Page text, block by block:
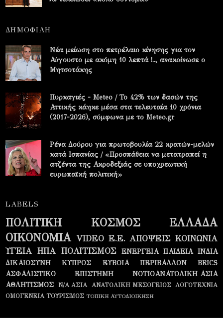
ΔΗΜΟΦΙΛΗ
Νέα μείωση στο πετρέλαιο κίνησης για τον
Αύγουστο με ακόμη 10 λεπτά !.., ανακοίνωσε ο
Μητσοτάκης
Πυρκαγιές - Meteo / Το 42% των δασών της
Αττικής κάηκε μέσα στα τελευταία 10 χρόνια
(2017-2026), σύμφωνα με το Meteo.gr
Ρένα Δούρου για πρωτοβουλία 22 κρατών-μελών
κατά Ισπανίας / «Προσπάθεια να μετατραπεί η
ατζέντα της Ακροδεξιάς σε υποχρεωτική
ευρωπαϊκή πολιτική»
LABELS
ΠΟΛΙΤΙΚΗ ΚΟΣΜΟΣ
ΕΛΛΑΔΑ
ΟΙΚΟΝΟΜΙΑ VIDEO Ε.Ε. ΑΠΟΨΕΙΣ ΚΟΙΝΩΝΙΑ
ΥΓΕΙΑ ΗΠΑ ΠΟΛΙΤΙΣΜΟΣ ΕΝΕΡΓΕΙΑ ΠΑΙΔΕΙΑ ΙΝΔΙΑ
ΔΙΚΑΙΟΣΥΝΗ
ΚΥΠΡΟΣ ΕΥΒΟΙΑ ΠΕΡΙΒΑΛΛΟΝ
BRICS
ΑΣΦΑΛΙΣΤΙΚΟ
ΕΠΙΣΤΗΜΗ
ΝΟΤΙΟΑΝΑΤΟΛΙΚΗ ΑΣΙΑ
ΑΘΛΗΤΙΣΜΟΣ
Ν/Α ΑΣΙΑ ΑΝΑΤΟΛΙΚΗ ΜΕΣΟΓΕΙΟΣ
ΛΟΓΟΤΕΧΝΙΑ
ΟΜΟΓΕΝΕΙΑ ΤΟΥΡΙΣΜΟΣ ΤΟΠΙΚΗ ΑΥΤΟΔΙΟΙΚΗΣΗ